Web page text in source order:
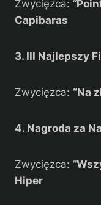
Zwycięzca: “
Capibaras
3. III Najlepszy
Zwycięzca: “Na
4. Nagroda za
Zwycięzca: “
Hiper